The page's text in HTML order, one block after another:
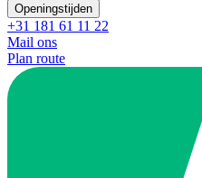
Openingstijden
+31 181 61 11 22
Mail ons
Plan route